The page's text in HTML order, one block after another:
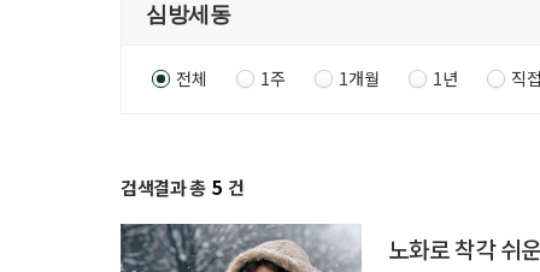
전체 1주 1개월 1년 직
검색결과 총 5 건
노화로 착각 쉬